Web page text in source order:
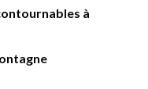
à